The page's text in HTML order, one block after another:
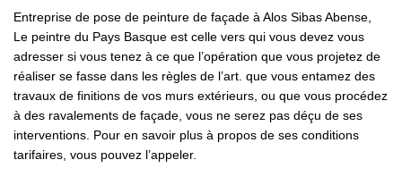
Entreprise de pose de peinture de façade à Alos Sibas Abense,
Le peintre du Pays Basque est celle vers qui vous devez vous
adresser si vous tenez à ce que l’opération que vous projetez de
réaliser se fasse dans les règles de l’art. que vous entamez des
travaux de finitions de vos murs extérieurs, ou que vous procédez
à des ravalements de façade, vous ne serez pas déçu de ses
interventions. Pour en savoir plus à propos de ses conditions
tarifaires, vous pouvez l’appeler.